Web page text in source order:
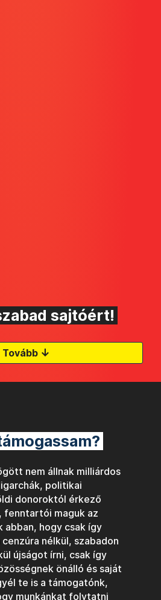
sajtóért!
Tovább ↓
nem állnak milliárdos
politikai
donoroktól érkező
fenntartói maguk az
abban, hogy csak így
nélkül, szabadon
újságot írni, csak így
önálló és saját
te is a támogatónk,
munkánkat folytatni